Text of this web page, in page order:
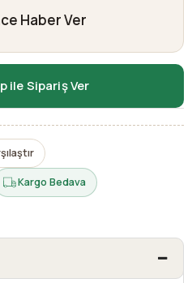
Haber Ver
ile Sipariş Ver
Kargo Bedava